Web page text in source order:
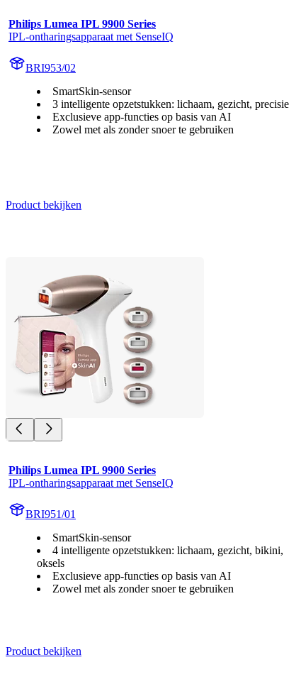
Philips Lumea IPL 9900 Series
IPL-ontharingsapparaat met SenseIQ
BRI953/02
SmartSkin-sensor
3 intelligente opzetstukken: lichaam, gezicht, precisie
Exclusieve app-functies op basis van AI
Zowel met als zonder snoer te gebruiken
Product bekijken
Philips Lumea IPL 9900 Series
IPL-ontharingsapparaat met SenseIQ
BRI951/01
SmartSkin-sensor
4 intelligente opzetstukken: lichaam, gezicht, bikini,
oksels
Exclusieve app-functies op basis van AI
Zowel met als zonder snoer te gebruiken
Product bekijken